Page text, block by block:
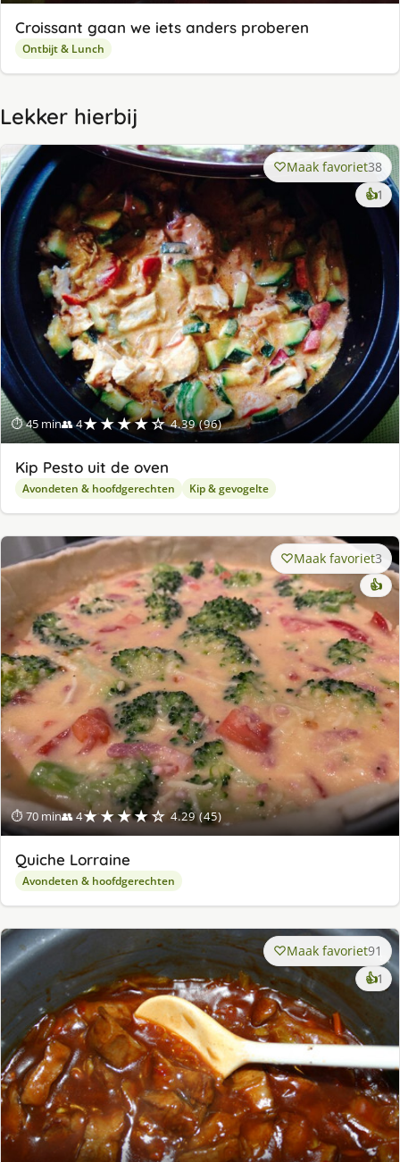
Croissant gaan we iets anders proberen
Ontbijt & Lunch
Lekker hierbij
⏱ 45 min👥 4★★★★☆ 4.39 (96)
Maak favoriet38
👍1
Kip Pesto uit de oven
Avondeten & hoofdgerechten Kip & gevogelte
⏱ 70 min👥 4★★★★☆ 4.29 (45)
Maak favoriet3
👍
Quiche Lorraine
Avondeten & hoofdgerechten
Maak favoriet91
👍1